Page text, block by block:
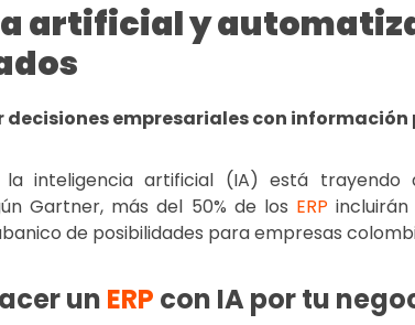
artificial y
empresariales con información
inteligencia artificial (IA) está trayendo
Gartner, más del 50% de los ERP
de posibilidades para empresas
un ERP con IA por tu